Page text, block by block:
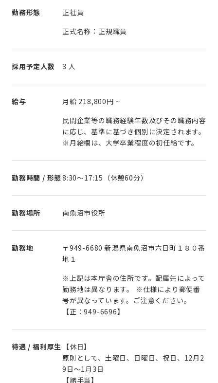
勤務形態
正社員
正式名称：正規職員
採用予定人数 3 人
給与 月給 218,800円 ~
民間企業等の職務経験年数及びその職務内容
に応じ、基準に基づき個別に決定されます。
※月給欄は、大学卒業程度の初任給です。
勤務時間 / 形態8:30～17:15（休憩60分）
勤務場所 南魚沼市役所
勤務地
〒949-6680 新潟県南魚沼市六日町１８０番
地１
※上記は本庁舎の住所です。配属先によって
勤務地は異なります。 ※仕様により郵便番
号が異なっています。ご注意ください。
【正：949-6696】
待遇 / 福利厚生
【休日】
原則として、土曜日、日曜日、祝日、12月2
9日～1月3日
【諸手当】